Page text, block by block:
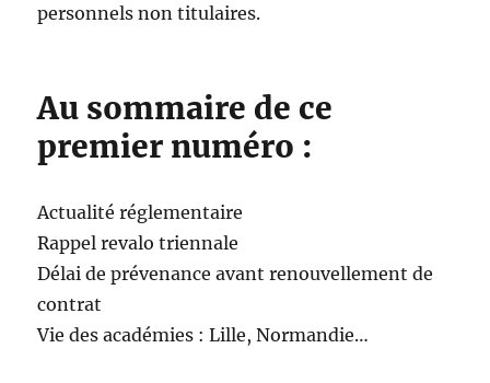
personnels non titulaires.
Au sommaire de ce
premier numéro :
Actualité réglementaire
Rappel revalo triennale
Délai de prévenance avant renouvellement de
contrat
Vie des académies : Lille, Normandie…